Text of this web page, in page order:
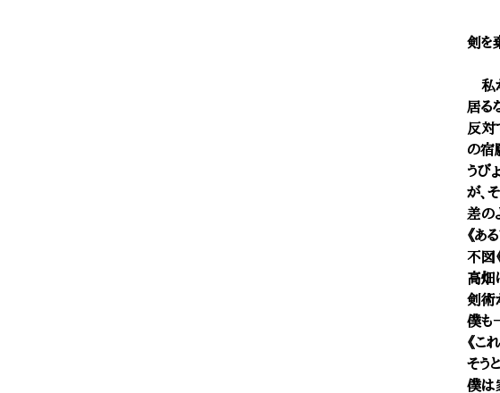
剣を
私
居る
反対
の宿
うび
が、
差の
《あ
不図
高畑
剣術
僕も
《こ
そう
僕は